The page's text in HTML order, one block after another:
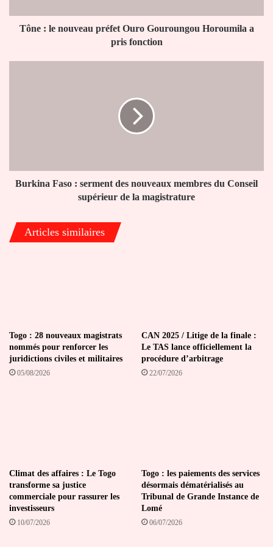
a
prisTône : le nouveau préfet Ouro Gouroungou Horoumila a
pris fonction
Conseil
supérieur
magistrature
Burkina Faso : serment des nouveaux membres du Conseil
supérieur de la magistrature
Articles similaires
Togo : 28 nouveaux magistrats
nommés pour renforcer les
juridictions civiles et militaires
05/08/2026
CAN 2025 / Litige de la finale :
Le TAS lance officiellement la
procédure d’arbitrage
22/07/2026
Climat des affaires : Le Togo
transforme sa justice
commerciale pour rassurer les
investisseurs
10/07/2026
Togo : les paiements des services
désormais dématérialisés au
Tribunal de Grande Instance de
Lomé
06/07/2026